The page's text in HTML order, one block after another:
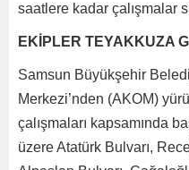
saatlere kadar çalışmalar
EKİPLER TEYAKKUZA
Samsun Büyükşehir
Merkezi’nden (AKOM)
çalışmaları kapsamında
üzere Atatürk Bulvarı,